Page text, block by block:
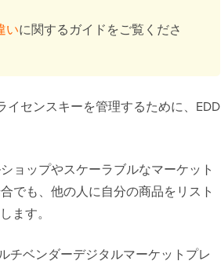
いに関するガイドをご覧くださ
イセンスキーを管理するために、EDD
ョップやスケーラブルなマーケット
でも、他の人に自分の商品をリスト
ます。
チベンダーデジタルマーケットプレ